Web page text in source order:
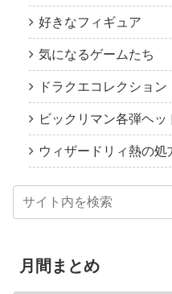
好きなフィギュア
気になるゲームたち
ドラクエコレクション
ビックリマン各弾ヘッ
ウィザードリィ熱の処
月間まとめ